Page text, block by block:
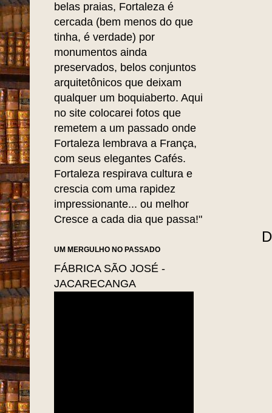
belas praias, Fortaleza é
cercada (bem menos do que
tinha, é verdade) por
monumentos ainda
preservados, belos conjuntos
arquitetônicos que deixam
qualquer um boquiaberto. Aqui
no site colocarei fotos que
remetem a um passado onde
Fortaleza lembrava a França,
com seus elegantes Cafés.
Fortaleza respirava cultura e
crescia com uma rapidez
impressionante... ou melhor
Cresce a cada dia que passa!"
UM MERGULHO NO PASSADO
FÁBRICA SÃO JOSÉ -
JACARECANGA